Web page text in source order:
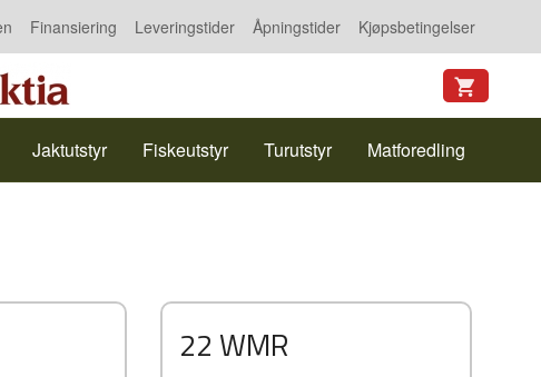
Finansiering Leveringstider Åpningstider Kjøpsbetingelser
Jaktutstyr Fiskeutstyr Turutstyr Matforedling
22 WMR